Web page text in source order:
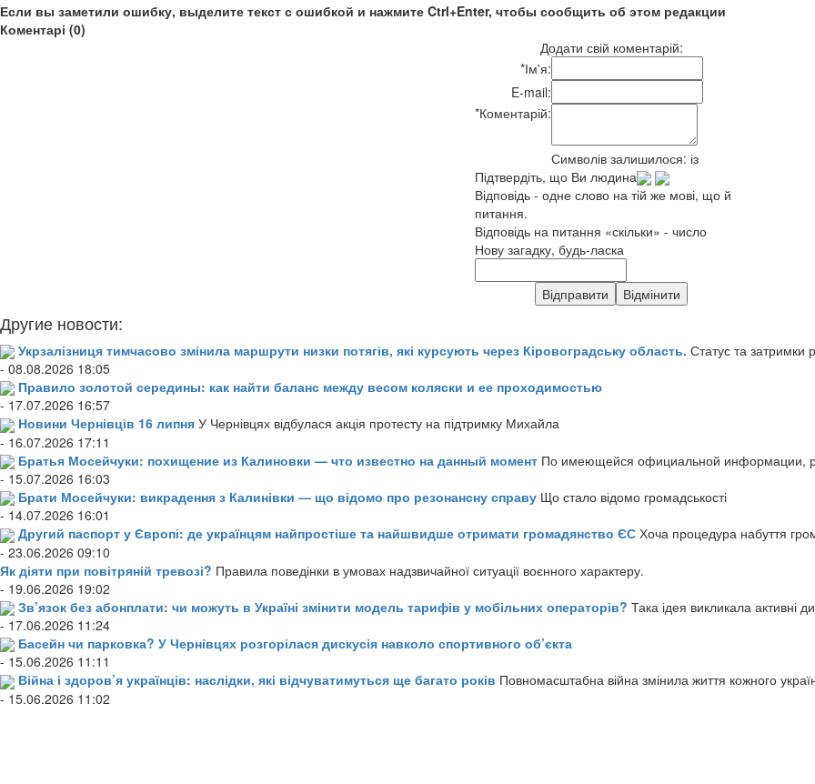
Если вы заметили ошибку, выделите текст с ошибкой и нажмите Ctrl+Enter, чтобы сообщить об этом редакции
Коментарі (0)
Додати свій коментарій:
*Ім'я:
E-mail:
*Коментарій:
Символів залишилося: із
Підтвердіть, що Ви людина
Відповідь - одне слово на тій же мові, що й
питання.
Відповідь на питання «скільки» - число
Нову загадку, будь-ласка
Другие новости:
Укрзалізниця тимчасово змінила маршрути низки потягів, які курсують через Кіровоградську область. Статус та затримки
- 08.08.2026 18:05
Правило золотой середины: как найти баланс между весом коляски и ее проходимостью
- 17.07.2026 16:57
Новини Чернівців 16 липня У Чернівцях відбулася акція протесту на підтримку Михайла
- 16.07.2026 17:11
Братья Мосейчуки: похищение из Калиновки — что известно на данный момент По имеющейся официальной информации,
- 15.07.2026 16:03
Брати Мосейчуки: викрадення з Калинівки — що відомо про резонансну справу Що стало відомо громадськості
- 14.07.2026 16:01
Другий паспорт у Європі: де українцям найпростіше та найшвидше отримати громадянство ЄС Хоча процедура набуття
- 23.06.2026 09:10
Як діяти при повітряній тревозі? Правила поведінки в умовах надзвичайної ситуації воєнного характеру.
- 19.06.2026 19:02
Зв’язок без абонплати: чи можуть в Україні змінити модель тарифів у мобільних операторів? Така ідея викликала активні
- 17.06.2026 11:24
Басейн чи парковка? У Чернівцях розгорілася дискусія навколо спортивного об’єкта
- 15.06.2026 11:11
Війна і здоров’я українців: наслідки, які відчуватимуться ще багато років Повномасштабна війна змінила життя кожного
- 15.06.2026 11:02